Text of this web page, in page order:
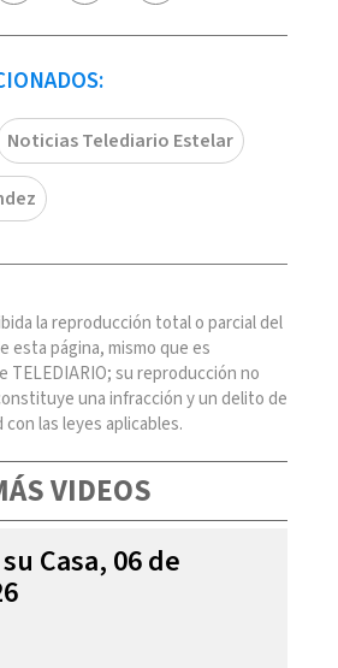
Noticias Telediario Estelar
la reproducción total o parcial del
esta página, mismo que es
TELEDIARIO; su reproducción no
una infracción y un delito de
las leyes aplicables.
VIDEOS
Casa, 06 de